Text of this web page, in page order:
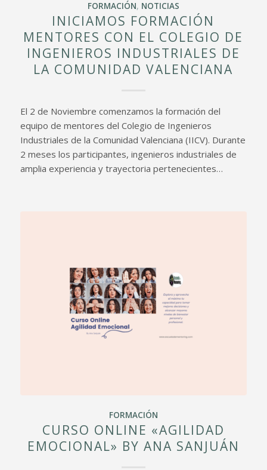
FORMACIÓN, NOTICIAS
INICIAMOS FORMACIÓN
MENTORES CON EL COLEGIO DE
INGENIEROS INDUSTRIALES DE
LA COMUNIDAD VALENCIANA
El 2 de Noviembre comenzamos la formación del
equipo de mentores del Colegio de Ingenieros
Industriales de la Comunidad Valenciana (IICV). Durante
2 meses los participantes, ingenieros industriales de
amplia experiencia y trayectoria pertenecientes…
FORMACIÓN
CURSO ONLINE «AGILIDAD
EMOCIONAL» BY ANA SANJUÁN